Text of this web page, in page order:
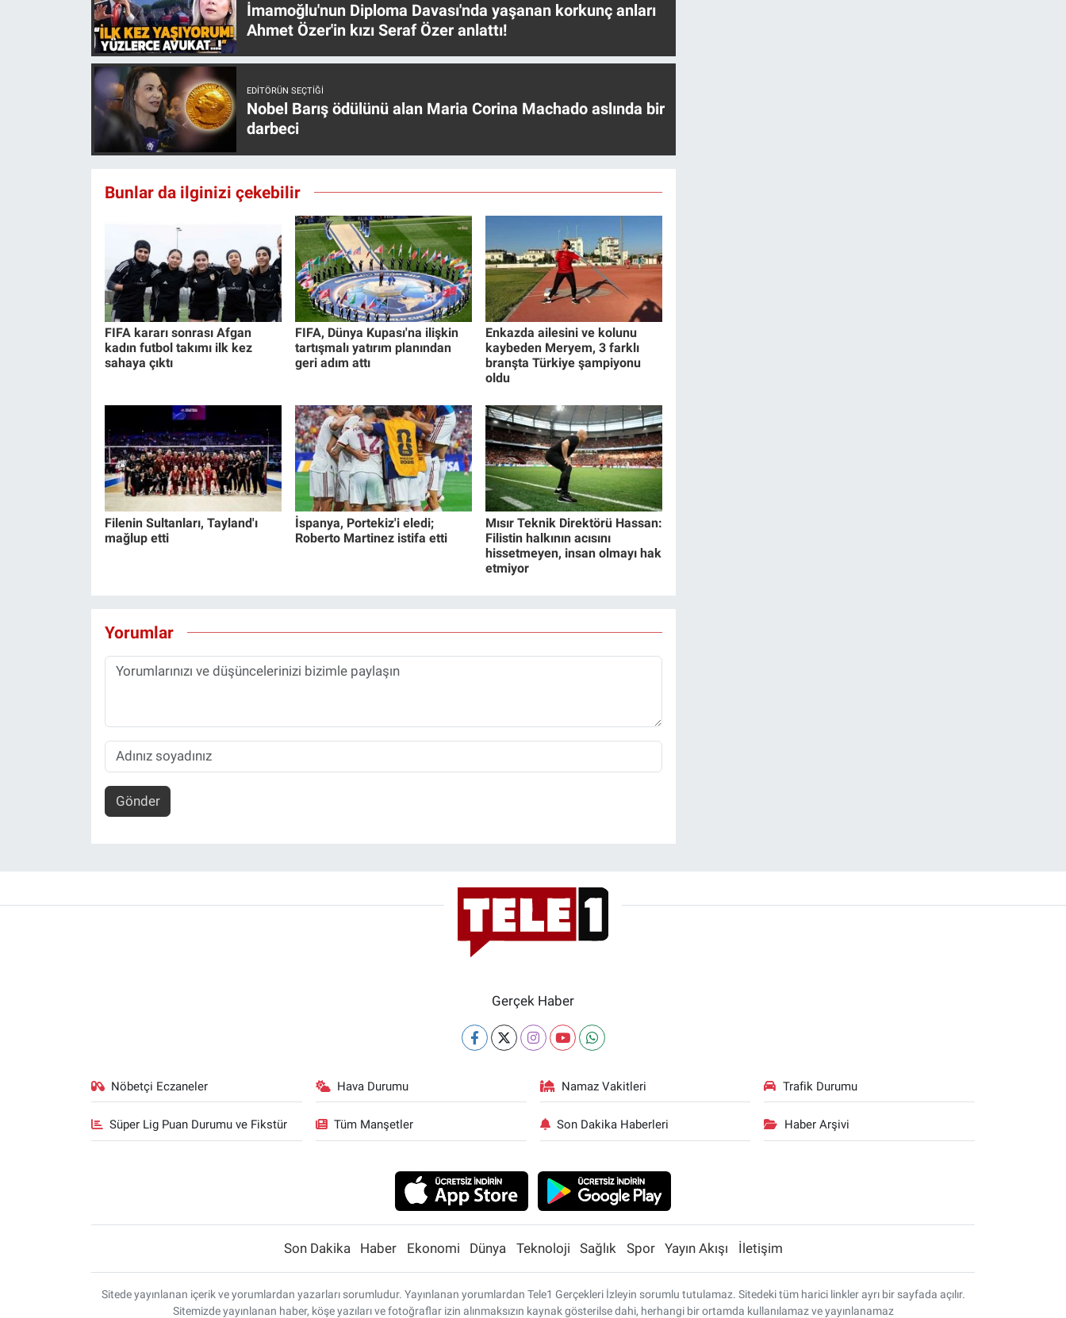
İmamoğlu'nun Diploma Davası'nda yaşanan korkunç anları
Ahmet Özer'in kızı Seraf Özer anlattı!
EDITÖRÜN SEÇTIĞI
Nobel Barış ödülünü alan Maria Corina Machado aslında bir
darbeci
Bunlar da ilginizi çekebilir
FIFA kararı sonrası Afgan
kadın futbol takımı ilk kez
sahaya çıktı
FIFA, Dünya Kupası'na ilişkin
tartışmalı yatırım planından
geri adım attı
Enkazda ailesini ve kolunu
kaybeden Meryem, 3 farklı
branşta Türkiye şampiyonu
oldu
Filenin Sultanları, Tayland'ı
mağlup etti
İspanya, Portekiz'i eledi;
Roberto Martinez istifa etti
Mısır Teknik Direktörü Hassan:
Filistin halkının acısını
hissetmeyen, insan olmayı hak
etmiyor
Yorumlar
Gönder
Gerçek Haber
Nöbetçi Eczaneler Hava Durumu Namaz Vakitleri Trafik Durumu
Süper Lig Puan Durumu ve Fikstür Tüm Manşetler Son Dakika Haberleri Haber Arşivi
Son Dakika Haber Ekonomi Dünya Teknoloji Sağlık Spor Yayın Akışı İletişim
Sitede yayınlanan içerik ve yorumlardan yazarları sorumludur. Yayınlanan yorumlardan Tele1 Gerçekleri İzleyin sorumlu tutulamaz. Sitedeki tüm harici linkler ayrı bir sayfada açılır.
Sitemizde yayınlanan haber, köşe yazıları ve fotoğraflar izin alınmaksızın kaynak gösterilse dahi, herhangi bir ortamda kullanılamaz ve yayınlanamaz